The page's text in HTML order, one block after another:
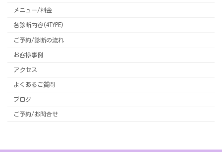
メニュー/料金
各診断内容(4TYPE)
ご予約/診断の流れ
お客様事例
アクセス
よくあるご質問
ブログ
ご予約/お問合せ